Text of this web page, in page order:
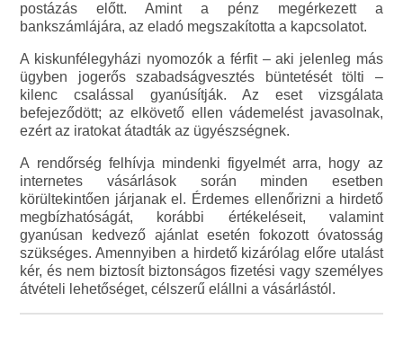
postázás előtt. Amint a pénz megérkezett a
bankszámlájára, az eladó megszakította a kapcsolatot.
A kiskunfélegyházi nyomozók a férfit – aki jelenleg más
ügyben jogerős szabadságvesztés büntetését tölti –
kilenc csalással gyanúsítják. Az eset vizsgálata
befejeződött; az elkövető ellen vádemelést javasolnak,
ezért az iratokat átadták az ügyészségnek.
A rendőrség felhívja mindenki figyelmét arra, hogy az
internetes vásárlások során minden esetben
körültekintően járjanak el. Érdemes ellenőrizni a hirdető
megbízhatóságát, korábbi értékeléseit, valamint
gyanúsan kedvező ajánlat esetén fokozott óvatosság
szükséges. Amennyiben a hirdető kizárólag előre utalást
kér, és nem biztosít biztonságos fizetési vagy személyes
átvételi lehetőséget, célszerű elállni a vásárlástól.